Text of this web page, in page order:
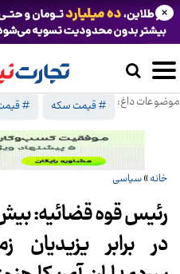
موضوعات داغ: # قیمت سکه #
×
خانه»سیاسی
رئیس قوه قضائیه:
در برابر یزیدیان